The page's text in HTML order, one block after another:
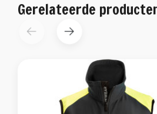
Gerelateerde